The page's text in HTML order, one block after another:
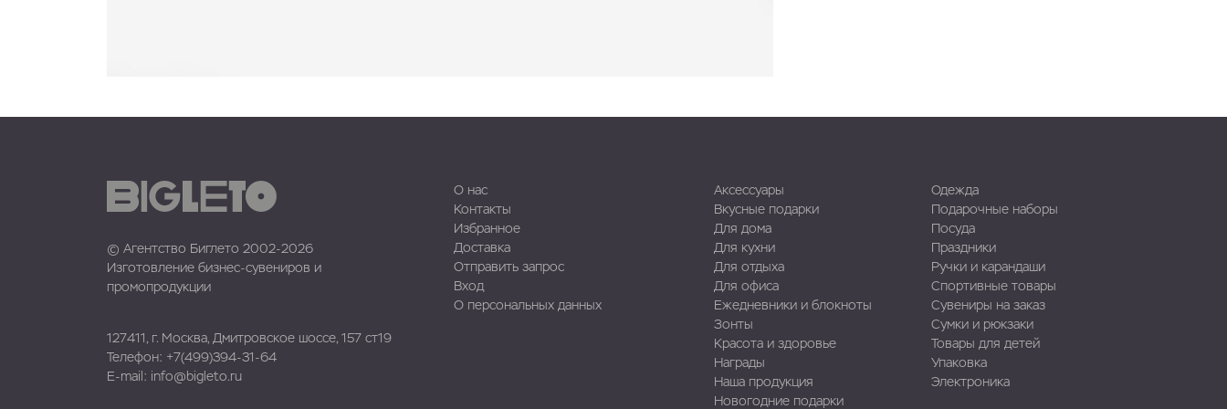
© Агентство Биглето 2002-2026
Изготовление бизнес-сувениров и
промопродукции
127411, г. Москва, Дмитровское шоссе, 157 ст19
Телефон: +7(499)394-31-64
E-mail: info@bigleto.ru
О нас
Контакты
Избранное
Доставка
Отправить запрос
Вход
О персональных данных
Аксессуары
Вкусные подарки
Для дома
Для кухни
Для отдыха
Для офиса
Ежедневники и блокноты
Зонты
Красота и здоровье
Награды
Наша продукция
Новогодние подарки
Одежда
Подарочные наборы
Посуда
Праздники
Ручки и карандаши
Спортивные товары
Сувениры на заказ
Сумки и рюкзаки
Товары для детей
Упаковка
Электроника